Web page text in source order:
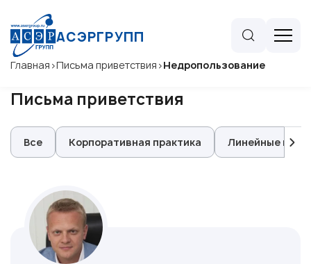
АСЭРГРУПП
Главная >Письма приветствия >Недропользование
Письма приветствия
Все Корпоративная практика Линейные и